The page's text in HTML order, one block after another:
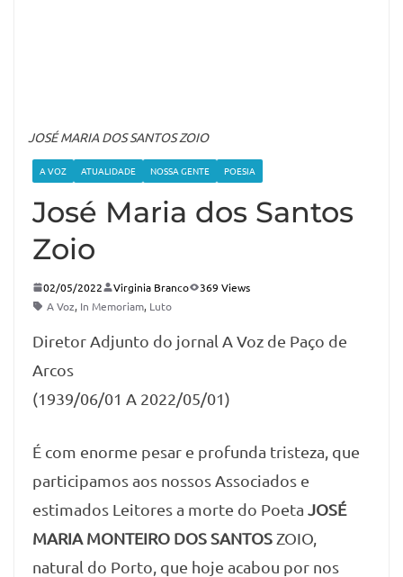
JOSÉ MARIA DOS SANTOS ZOIO
A VOZ ATUALIDADE NOSSA GENTE POESIA
José Maria dos Santos
Zoio
02/05/2022 Virginia Branco
369 Views
A Voz, In Memoriam, Luto
Diretor Adjunto do jornal A Voz de Paço de
Arcos
(1939/06/01 A 2022/05/01)
É com enorme pesar e profunda tristeza, que
participamos aos nossos Associados e
estimados Leitores a morte do Poeta JOSÉ
MARIA MONTEIRO DOS SANTOS ZOIO,
natural do Porto, que hoje acabou por nos